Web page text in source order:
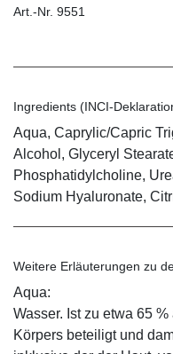
Art.-Nr. 9551
Ingredients (INCI-
Aqua, Caprylic/Capric
Alcohol, Glyceryl
Phosphatidylcholine,
Sodium Hyaluronate,
Weitere Erläuterungen zu
Aqua:
Wasser. Ist zu etwa 65
Körpers beteiligt und